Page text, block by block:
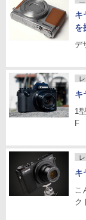
キ
を
デ
キ
1
F
キ
こ
ク